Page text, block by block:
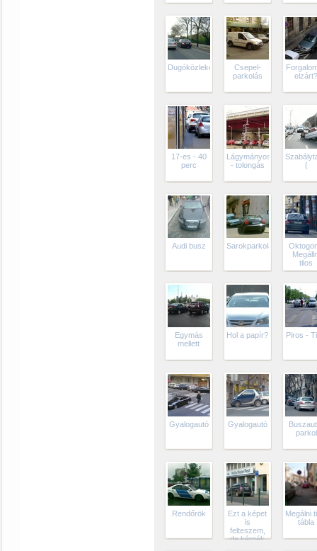
Dugóközlekedés
Csepel-
parkolás
17-es - 40
perc
Lágymányosi
- tolongás
(
Audi busz Sarokparkolás
tilos
Egymás
mellett
Hol a papír? Piros -
Gyalogautó Gyalogautó
parkol
Rendőrök
Ezt a képet
is
felteszem,
de kérnék
Megálni
tábla